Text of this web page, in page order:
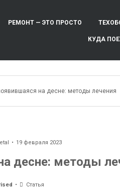
РЕМОНТ — ЭТО ПРОСТО
КУДА
на десне: методы лечения
19 февраля 2023
десне: методы
Статья